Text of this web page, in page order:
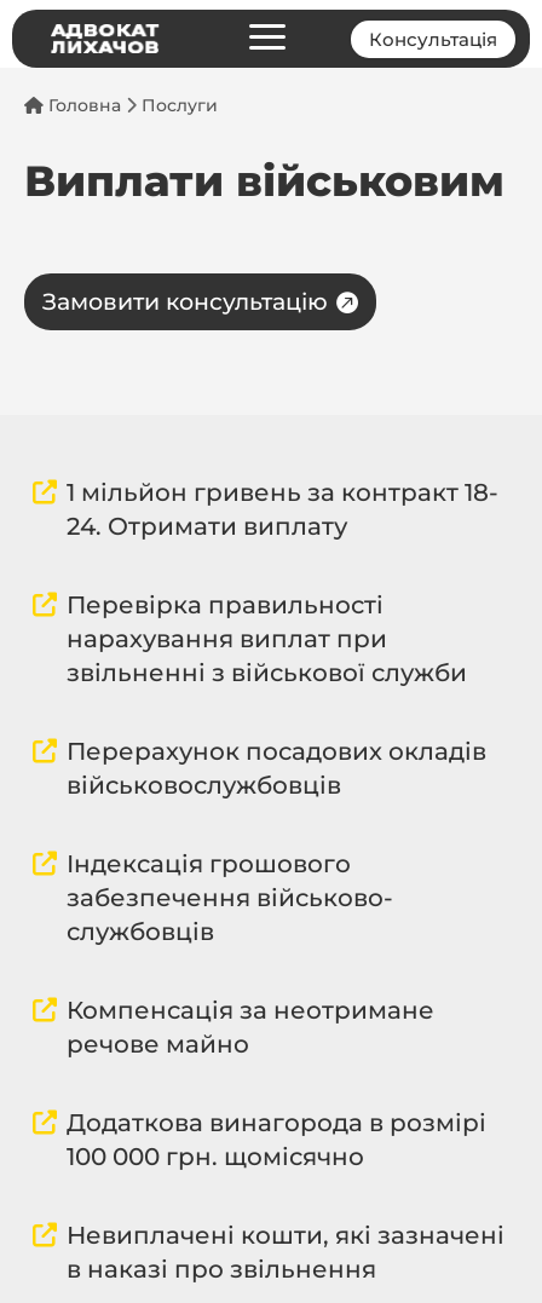
a Консультація
Головна Послуги
Виплати військовим
Замовити консультацію
1 мільйон гривень за контракт 18-
24. Отримати виплату
Перевірка правильності
нарахування виплат при
звільненні з військової служби
Перерахунок посадових окладів
військово­службовців
Індексація грошового
забезпечення військово­
службовців
Компенсація за неотримане
речове майно
Додаткова винагорода в розмірі
100 000 грн. щомісячно
Невиплачені кошти, які зазначені
в наказі про звільнення